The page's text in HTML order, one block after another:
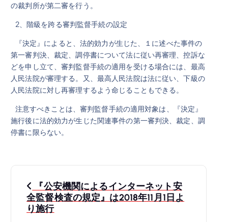
の裁判所が第二審を行う。
2、階級を跨る審判監督手続の設定
『決定』によると、法的効力が生じた、１に述べた事件の
第一審判決、裁定、調停書について法に従い再審理、控訴な
どを申し立て、審判監督手続の適用を受ける場合には、最高
人民法院が審理する。又、最高人民法院は法に従い、下級の
人民法院に対し再審理するよう命じることもできる。
注意すべきことは、審判監督手続の適用対象は、『決定』
施行後に法的効力が生じた関連事件の第一審判決、裁定、調
停書に限らない。
投
稿
『公安機関によるインターネット安
全監督検査の規定』は2018年11月1日よ
り施行